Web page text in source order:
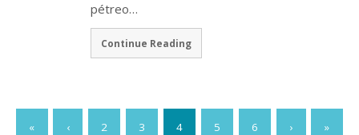
pétreo…
Continue Reading
« ‹ 2 3 4 5 6 › »